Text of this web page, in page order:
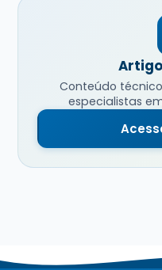
Conteúdo
especialistas